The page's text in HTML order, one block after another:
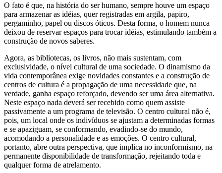
O fato é que, na história do ser humano, sempre houve um espaço
para armazenar as idéias, quer registradas em argila, papiro,
pergaminho, papel ou discos óticos. Desta forma, o homem nunca
deixou de reservar espaços para trocar idéias, estimulando também a
construção de novos saberes.
Agora, as bibliotecas, os livros, não mais sustentam, com
exclusividade, o nível cultural de uma sociedade. O dinamismo da
vida contemporânea exige novidades constantes e a construção de
centros de cultura é a propagação de uma necessidade que, na
verdade, ganha espaço reforçado, devendo ser uma área alternativa.
Neste espaço nada deverá ser recebido como quem assiste
passivamente a um programa de televisão. O centro cultural não é,
pois, um local onde os indivíduos se ajustam a determinadas formas
e se apaziguam, se conformando, evadindo-se do mundo,
acomodando a personalidade e as emoções. O centro cultural,
portanto, abre outra perspectiva, que implica no inconformismo, na
permanente disponibilidade de transformação, rejeitando toda e
qualquer forma de atrelamento.